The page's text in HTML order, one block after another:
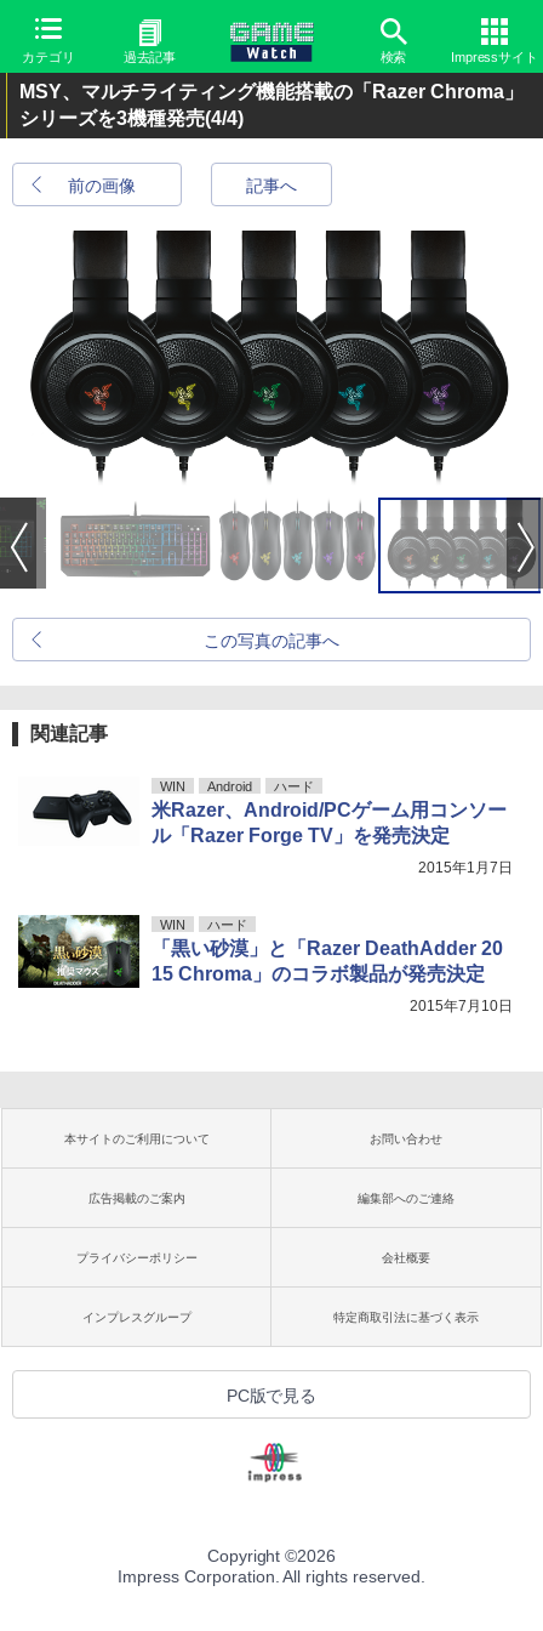
カテゴリ 過去記事 検索 Impressサイト
MSY、マルチライティング機能搭載の「Razer Chroma」
シリーズを3機種発売(4/4)
前の画像 記事へ
この写真の記事へ
関連記事
WIN Android ハード
米Razer、Android/PCゲーム用コンソー
ル「Razer Forge TV」を発売決定
2015年1月7日
WIN ハード
「黒い砂漠」と「Razer DeathAdder 20
15 Chroma」のコラボ製品が発売決定
2015年7月10日
本サイトのご利用について お問い合わせ
広告掲載のご案内 編集部へのご連絡
プライバシーポリシー 会社概要
インプレスグループ 特定商取引法に基づく表示
PC版で見る
Copyright ©2026
Impress Corporation. All rights reserved.